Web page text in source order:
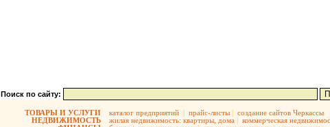
Поиск по сайту:
ТОВАРЫ И УСЛУГИ
НЕДВИЖИМОСТЬ
каталог предприятий | прайс-листы | создание сайтов Черкассы
жилая недвижимость: квартиры, дома | коммерческая